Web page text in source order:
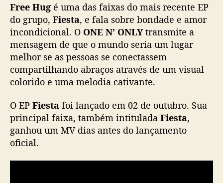
Free Hug é uma das faixas do mais recente EP
do grupo, Fiesta, e fala sobre bondade e amor
incondicional. O ONE N’ ONLYtransmite a
mensagem de que o mundo seria um lugar
melhor se as pessoas se conectassem
compartilhando abraços através de um visual
colorido e uma melodia cativante.
O EP Fiesta foi lançado em 02 de outubro. Sua
principal faixa, também intitulada Fiesta,
ganhou um MV dias antes do lançamento
oficial.